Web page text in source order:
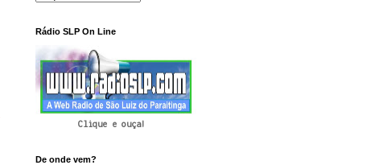
Rádio SLP On Line
Clique e ouça!
De onde vem?